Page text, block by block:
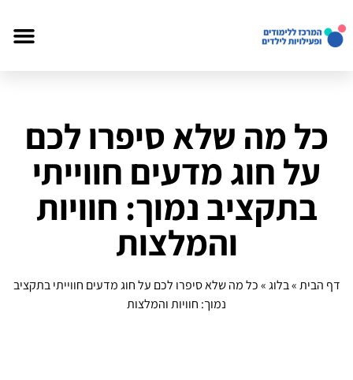
כל מה שלא סיפרו לכם
על חוג מדעים חווייתי
בתקציב נמוך: חוויות
והמלצות
דף הבית»בלוג»כל מה שלא סיפרו לכם על חוג מדעים חווייתי בתקציב
נמוך: חוויות והמלצות